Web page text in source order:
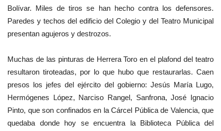
Bolívar. Miles de tiros se han hecho contra los defensores.
Paredes y techos del edificio del Colegio y del Teatro Municipal
presentan agujeros y destrozos.
Muchas de las pinturas de Herrera Toro en el plafond del teatro
resultaron tiroteadas, por lo que hubo que restaurarlas. Caen
presos los jefes del ejército del gobierno: Jesús María Lugo,
Hermógenes López, Narciso Rangel, Sanfrona, José Ignacio
Pinto, que son confinados en la Cárcel Pública de Valencia, que
quedaba donde hoy se encuentra la Biblioteca Pública del